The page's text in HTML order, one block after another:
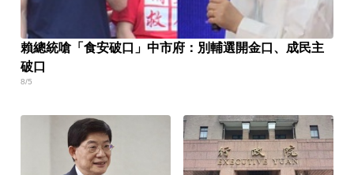
賴總統嗆「食安破口」中市府：別輔選開金口、成民主
破口
8/5